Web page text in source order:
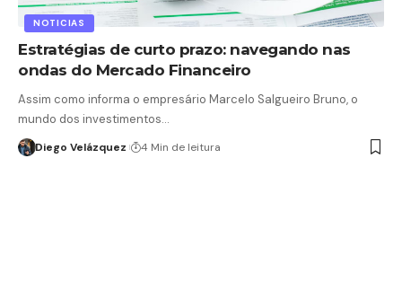
NOTICIAS
Estratégias de curto prazo: navegando nas
ondas do Mercado Financeiro
Assim como informa o empresário Marcelo Salgueiro Bruno, o
mundo dos investimentos…
Diego Velázquez 4 Min de leitura